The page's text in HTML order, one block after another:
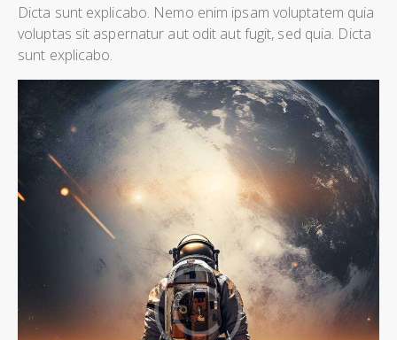
Dicta sunt explicabo. Nemo enim ipsam voluptatem quia
voluptas sit aspernatur aut odit aut fugit, sed quia. Dicta
sunt explicabo.